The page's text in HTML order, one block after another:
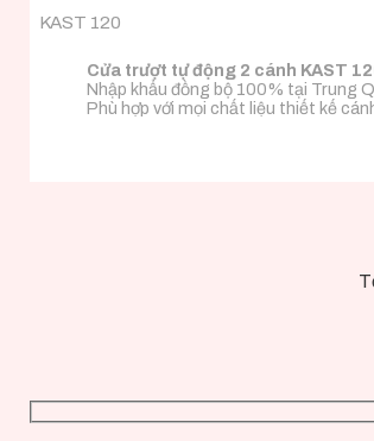
KAST 120
Cửa trượt tự động 2 cánh KAST
Nhập khẩu đồng bộ 100% tại Trung
Phù hợp với mọi chất liệu thiết kế